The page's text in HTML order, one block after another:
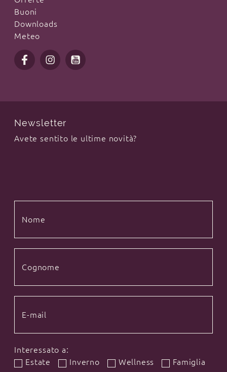
Buoni
Downloads
Meteo
Newsletter
Avete sentito le ultime novità?
Interessato a:
Estate
Inverno Wellness Famiglia